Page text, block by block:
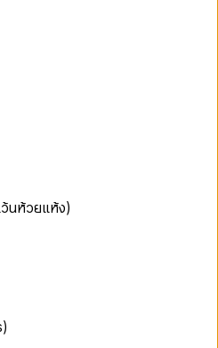
นห้วยแห้ง)